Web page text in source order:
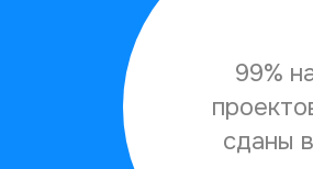
респондентов
Наш метод базируется на ривер-
сэмплинге, но исключает
качественные недостатки каждого